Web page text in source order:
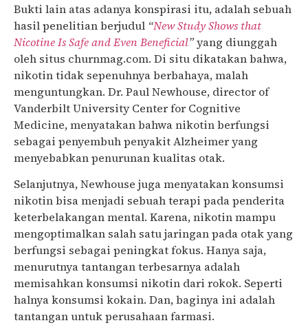
Bukti lain atas adanya konspirasi itu, adalah sebuah
hasil penelitian berjudul “New Study Shows that
Nicotine Is Safe and Even Beneficial”yang diunggah
oleh situs churnmag.com. Di situ dikatakan bahwa,
nikotin tidak sepenuhnya berbahaya, malah
menguntungkan. Dr. Paul Newhouse, director of
Vanderbilt University Center for Cognitive
Medicine, menyatakan bahwa nikotin berfungsi
sebagai penyembuh penyakit Alzheimer yang
menyebabkan penurunan kualitas otak.
Selanjutnya, Newhouse juga menyatakan konsumsi
nikotin bisa menjadi sebuah terapi pada penderita
keterbelakangan mental. Karena, nikotin mampu
mengoptimalkan salah satu jaringan pada otak yang
berfungsi sebagai peningkat fokus. Hanya saja,
menurutnya tantangan terbesarnya adalah
memisahkan konsumsi nikotin dari rokok. Seperti
halnya konsumsi kokain. Dan, baginya ini adalah
tantangan untuk perusahaan farmasi.